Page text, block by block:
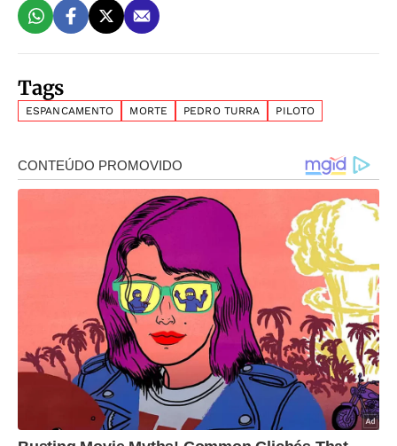
Tags
ESPANCAMENTO MORTE PEDRO TURRA PILOTO